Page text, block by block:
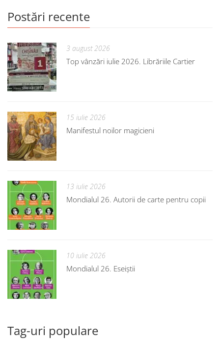
Postări recente
3 august 2026
Top vânzări iulie 2026. Librăriile Cartier
15 iulie 2026
Manifestul noilor magicieni
13 iulie 2026
Mondialul 26. Autorii de carte pentru copii
10 iulie 2026
Mondialul 26. Eseiștii
Tag-uri populare